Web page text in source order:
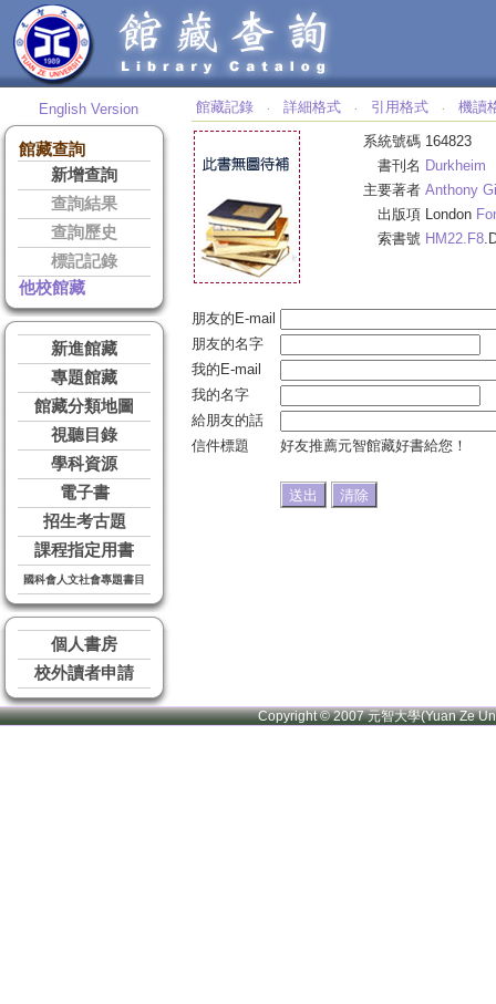
English Version
館藏查詢
新增查詢
查詢結果
查詢歷史
標記記錄
他校館藏
新進館藏
專題館藏
館藏分類地圖
視聽目錄
學科資源
電子書
招生考古題
課程指定用書
國科會人文社會專題書目
個人書房
校外讀者申請
館藏記錄 ‧ 詳細格式 ‧ 引用格式 ‧ 機讀
系統號碼 164823
書刊名 Durkheim
主要著者 Anthony
出版項 London
索書號 HM22.F8
朋友的E-mail
朋友的名字
我的E-mail
我的名字
給朋友的話
信件標題
好友推薦元智館藏好書給您！
Copyright © 2007 元智大學(Yuan Ze